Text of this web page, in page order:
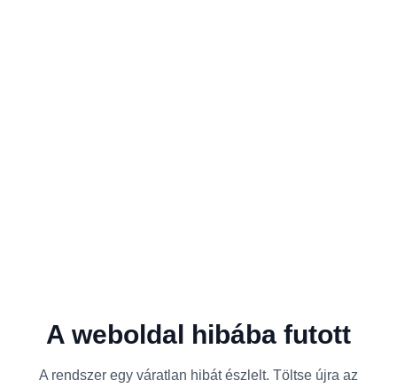
A weboldal hibába futott
A rendszer egy váratlan hibát észlelt. Töltse újra az